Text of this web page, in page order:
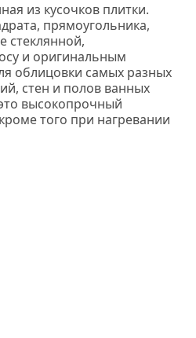
из кусочков плитки.
прямоугольника,
стеклянной,
и оригинальным
облицовки самых разных
стен и полов ванных
то высокопрочный
того при нагревании